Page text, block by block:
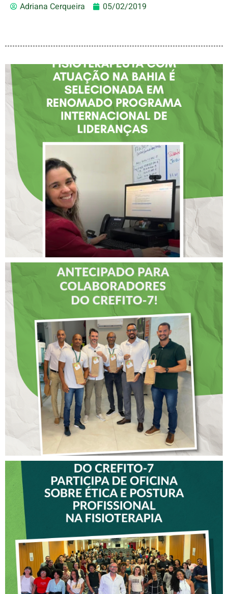
Adriana Cerqueira 05/02/2019
FISIOTERAPEUTA COM
ATUAÇÃO NA BAHIA É
SELECIONADA EM
RENOMADO PROGRAMA
INTERNACIONAL DE
LIDERANÇAS
DIA DOS PAIS É
ANTECIPADO PARA
COLABORADORES DO
CREFITO-7
VICE-PRESIDENTE DO
CREFITO-7 PARTICIPA DE
OFICINA SOBRE ÉTICA E
POSTURA PROFISSIONAL
NA FISIOTERAPIA